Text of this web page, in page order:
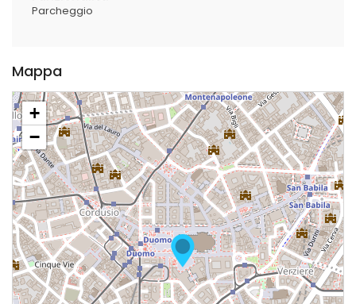
Parcheggio
Mappa
+
−